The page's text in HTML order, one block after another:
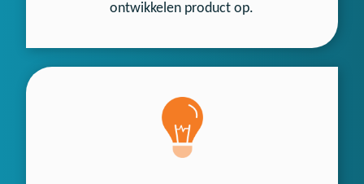
ontwikkelen product op.